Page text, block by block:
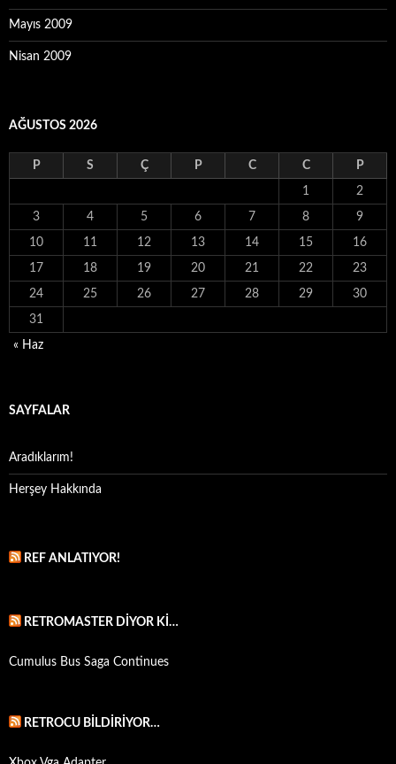
Mayıs 2009
Nisan 2009
AĞUSTOS 2026
P S Ç P C C P
1 2
3 4 5 6 7 8 9
10 11 12 13 14 15 16
17 18 19 20 21 22 23
24 25 26 27 28 29 30
31
« Haz
SAYFALAR
Aradıklarım!
Herşey Hakkında
REF ANLATIYOR!
RETROMASTER DIYOR KI…
Cumulus Bus Saga Continues
RETROCU BILDIRIYOR…